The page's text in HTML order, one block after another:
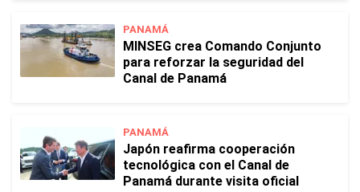
PANAMÁ
MINSEG crea Comando Conjunto
para reforzar la seguridad del
Canal de Panamá
PANAMÁ
Japón reafirma cooperación
tecnológica con el Canal de
Panamá durante visita oficial